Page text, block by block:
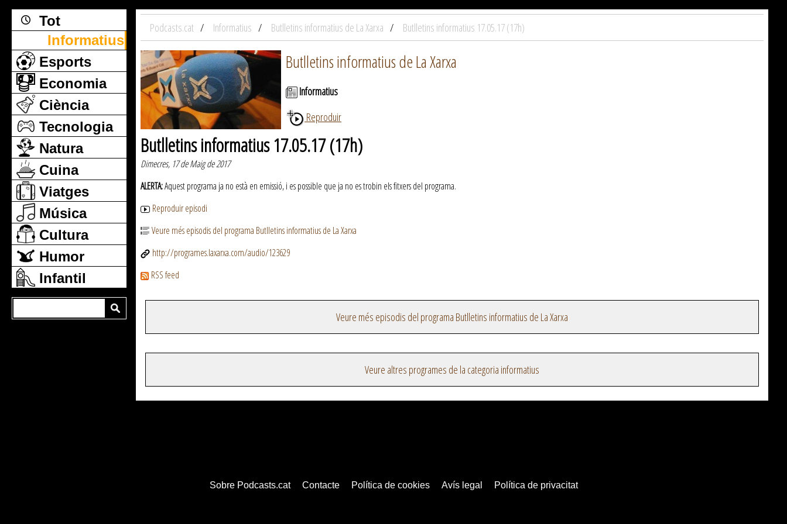
Tot
Informatius
Esports
Economia
Ciència
Tecnologia
Natura
Cuina
Viatges
Música
Cultura
Humor
Infantil
Podcasts.cat Informatius Butlletins informatius de La Xarxa Butlletins informatius 17.05.17 (17h)
Butlletins informatius de La Xarxa
Informatius
Reproduir
Butlletins informatius 17.05.17 (17h)
Dimecres, 17 de Maig de 2017
ALERTA:Aquest programa ja no està en emissió, i es possible que ja no es trobin els fitxers del programa.
Reproduir episodi
Veure més episodis del programa Butlletins informatius de La Xarxa
http://programes.laxarxa.com/audio/123629
RSS feed
Veure més episodis del programa Butlletins informatius de La Xarxa
Veure altres programes de la categoria informatius
Sobre Podcasts.cat Contacte Política de cookies Avís legal Política de privacitat